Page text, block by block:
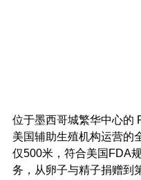
位于墨西哥城繁华中心的
美国辅助生殖机构运营的
仅500米，符合美国FDA
务，从卵子与精子捐赠到